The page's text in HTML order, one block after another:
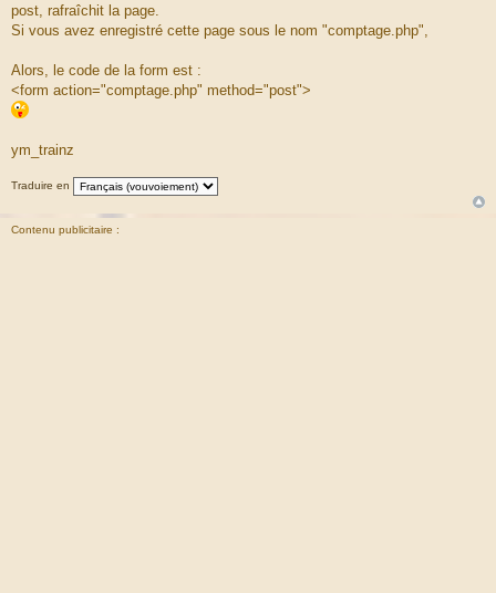
post, rafraîchit la page.
Si vous avez enregistré cette page sous le nom "comptage.php",
Alors, le code de la form est :
<form action="comptage.php" method="post">
ym_trainz
Traduire en
Contenu publicitaire :